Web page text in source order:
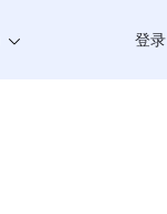
登录